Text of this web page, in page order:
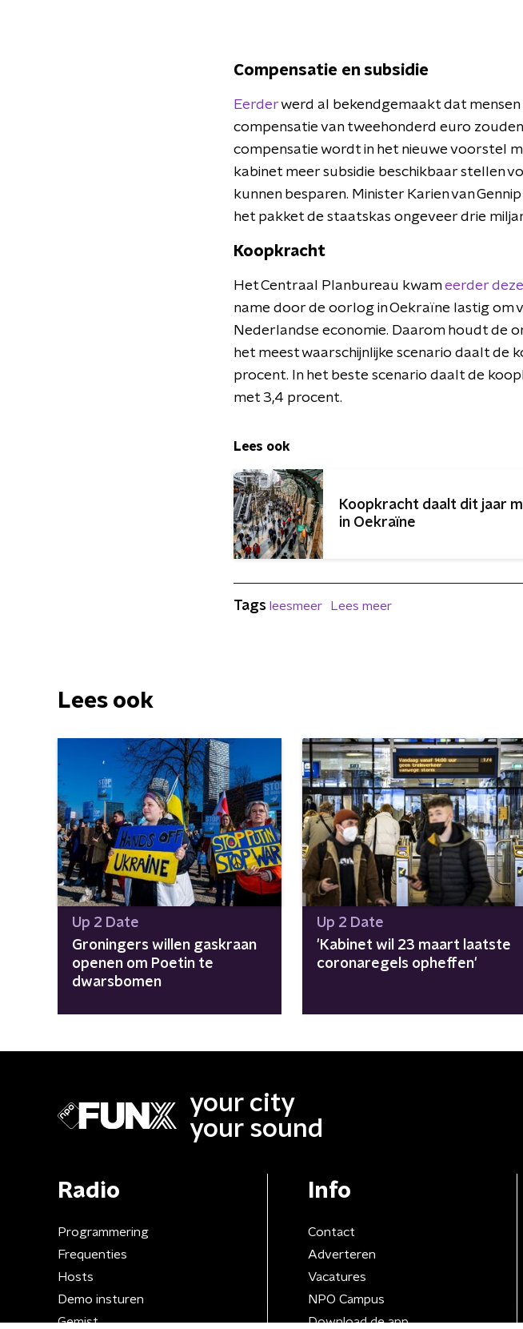
Compensatie en subsidie
Eerderwerd al bekendgemaakt dat
compensatie van tweehonderd euro
compensatie wordt in het nieuwe voorstel
kabinet meer subsidie beschikbaar stellen
kunnen besparen. Minister Karien van
het pakket de staatskas ongeveer drie
Koopkracht
Het Centraal Planbureau kwameerder
name door de oorlog in Oekraïne lastig om
Nederlandse economie. Daarom houdt de
het meest waarschijnlijke scenario daalt
procent. In het beste scenario daalt de
met 3,4 procent.
Lees ook
Koopkracht daalt dit jaar
in Oekraïne
Tags leesmeer Lees meer
Lees ook
Up 2 Date
Groningers willen gaskraan
openen om Poetin te
dwarsbomen
Up 2 Date
'Kabinet wil 23 maart laatste
coronaregels opheffen'
your city
your sound
Radio
Programmering
Frequenties
Hosts
Demo insturen
Gemist
Info
Contact
Adverteren
Vacatures
NPO Campus
Download de app